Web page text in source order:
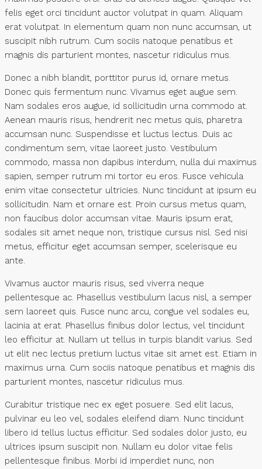
felis eget orci tincidunt auctor volutpat in quam. Aliquam
erat volutpat. In elementum quam non nunc accumsan, ut
suscipit nibh rutrum. Cum sociis natoque penatibus et
magnis dis parturient montes, nascetur ridiculus mus.
Donec a nibh blandit, porttitor purus id, ornare metus.
Donec quis fermentum nunc. Vivamus eget augue sem.
Nam sodales eros augue, id sollicitudin urna commodo at.
Aenean mauris risus, hendrerit nec metus quis, pharetra
accumsan nunc. Suspendisse et luctus lectus. Duis ac
condimentum sem, vitae laoreet justo. Vestibulum
commodo, massa non dapibus interdum, nulla dui maximus
sapien, semper rutrum mi tortor eu eros. Fusce vehicula
enim vitae consectetur ultricies. Nunc tincidunt at ipsum eu
sollicitudin. Nam et ornare est. Proin cursus metus quam,
non faucibus dolor accumsan vitae. Mauris ipsum erat,
sodales sit amet neque non, tristique cursus nisl. Sed nisi
metus, efficitur eget accumsan semper, scelerisque eu
ante.
Vivamus auctor mauris risus, sed viverra neque
pellentesque ac. Phasellus vestibulum lacus nisl, a semper
sem laoreet quis. Fusce nunc arcu, congue vel sodales eu,
lacinia at erat. Phasellus finibus dolor lectus, vel tincidunt
leo efficitur at. Nullam ut tellus in turpis blandit varius. Sed
ut elit nec lectus pretium luctus vitae sit amet est. Etiam in
maximus urna. Cum sociis natoque penatibus et magnis dis
parturient montes, nascetur ridiculus mus.
Curabitur tristique nec ex eget posuere. Sed elit lacus,
pulvinar eu leo vel, sodales eleifend diam. Nunc tincidunt
libero id tellus luctus efficitur. Sed sodales dolor justo, eu
ultrices ipsum suscipit non. Nullam eu dolor vitae felis
pellentesque finibus. Morbi id imperdiet nunc, non